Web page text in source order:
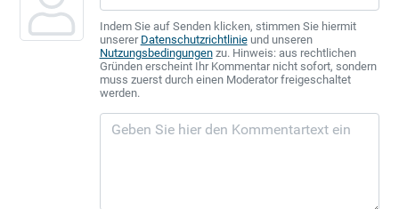
Indem Sie auf Senden klicken, stimmen Sie hiermit
unserer Datenschutzrichtlinieund unseren
Nutzungsbedingungenzu. Hinweis: aus rechtlichen
Gründen erscheint Ihr Kommentar nicht sofort, sondern
muss zuerst durch einen Moderator freigeschaltet
werden.